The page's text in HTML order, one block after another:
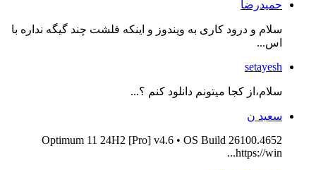
حمیدرضا
سلام و درود کاری به ویندوز و اینکه فلشت چند گیگه نداره با
اس...
setayesh
سلام،از کجا میتونم دانلود کنم ؟...
سعید ن
Optimum 11 24H2 [Pro] v4.6 • OS Build 26100.4652
https://win...